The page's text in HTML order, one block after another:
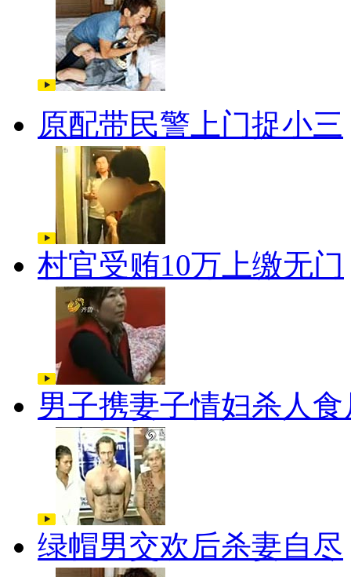
原配带民警上门捉小三
村官受贿10万上缴无门
男子携妻子情妇杀人食
绿帽男交欢后杀妻自尽